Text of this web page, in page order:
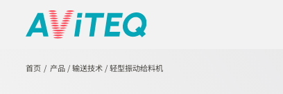
首页 产品/输送技术/轻型振动给料机